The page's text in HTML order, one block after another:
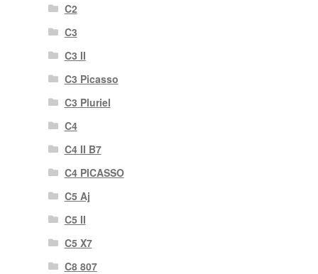
C2
C3
C3 II
C3 Picasso
C3 Pluriel
C4
C4 II B7
C4 PICASSO
C5 Aj
C5 II
C5 X7
C8 807